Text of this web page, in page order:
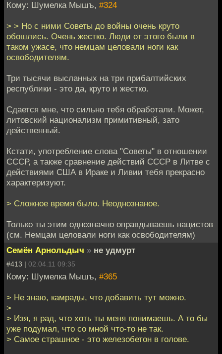
Кому: Шумелка Мышъ, #324
> > Но с ними Советы до войны очень круто
обошлись. Очень жестко. Люди от этого были в
таком ужасе, что немцам целовали ноги как
освободителям.
Три тысячи высланных на три прибалтийских
республики - это да, круто и жестко.
Сдается мне, что сильно тебя обработали. Может,
литовский национализм примитивный, зато
действенный.
Кстати, употребление слова "Советы" в отношении
СССР, а также сравнение действий СССР в Литве с
действиями США в Ираке и Ливии тебя прекрасно
характеризуют.
> Сложное время было. Неоднознаное.
Только ты этим однозначно оправдываешь нацистов
(см. Немцам целовали ноги как освободителям)
Семён Арнольдыч » не удмурт
#413 | 02.04.11 09:35
Кому: Шумелка Мышъ, #365
> Не знаю, камрады, что добавить тут можно.
>
> Изя, я рад, что хоть ты меня понимаешь. А то бы
уже подумал, что со мной что-то не так.
> Самое страшное - это железобетон в голове.